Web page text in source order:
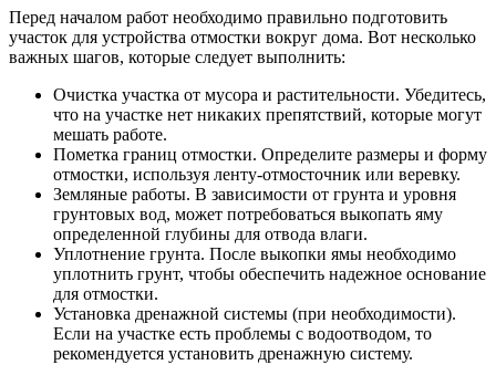
Перед началом работ необходимо правильно подготовить
участок для устройства отмостки вокруг дома. Вот несколько
важных шагов, которые следует выполнить:
Очистка участка от мусора и растительности. Убедитесь,
что на участке нет никаких препятствий, которые могут
мешать работе.
Пометка границ отмостки. Определите размеры и форму
отмостки, используя ленту-отмосточник или веревку.
Земляные работы. В зависимости от грунта и уровня
грунтовых вод, может потребоваться выкопать яму
определенной глубины для отвода влаги.
Уплотнение грунта. После выкопки ямы необходимо
уплотнить грунт, чтобы обеспечить надежное основание
для отмостки.
Установка дренажной системы (при необходимости).
Если на участке есть проблемы с водоотводом, то
рекомендуется установить дренажную систему.